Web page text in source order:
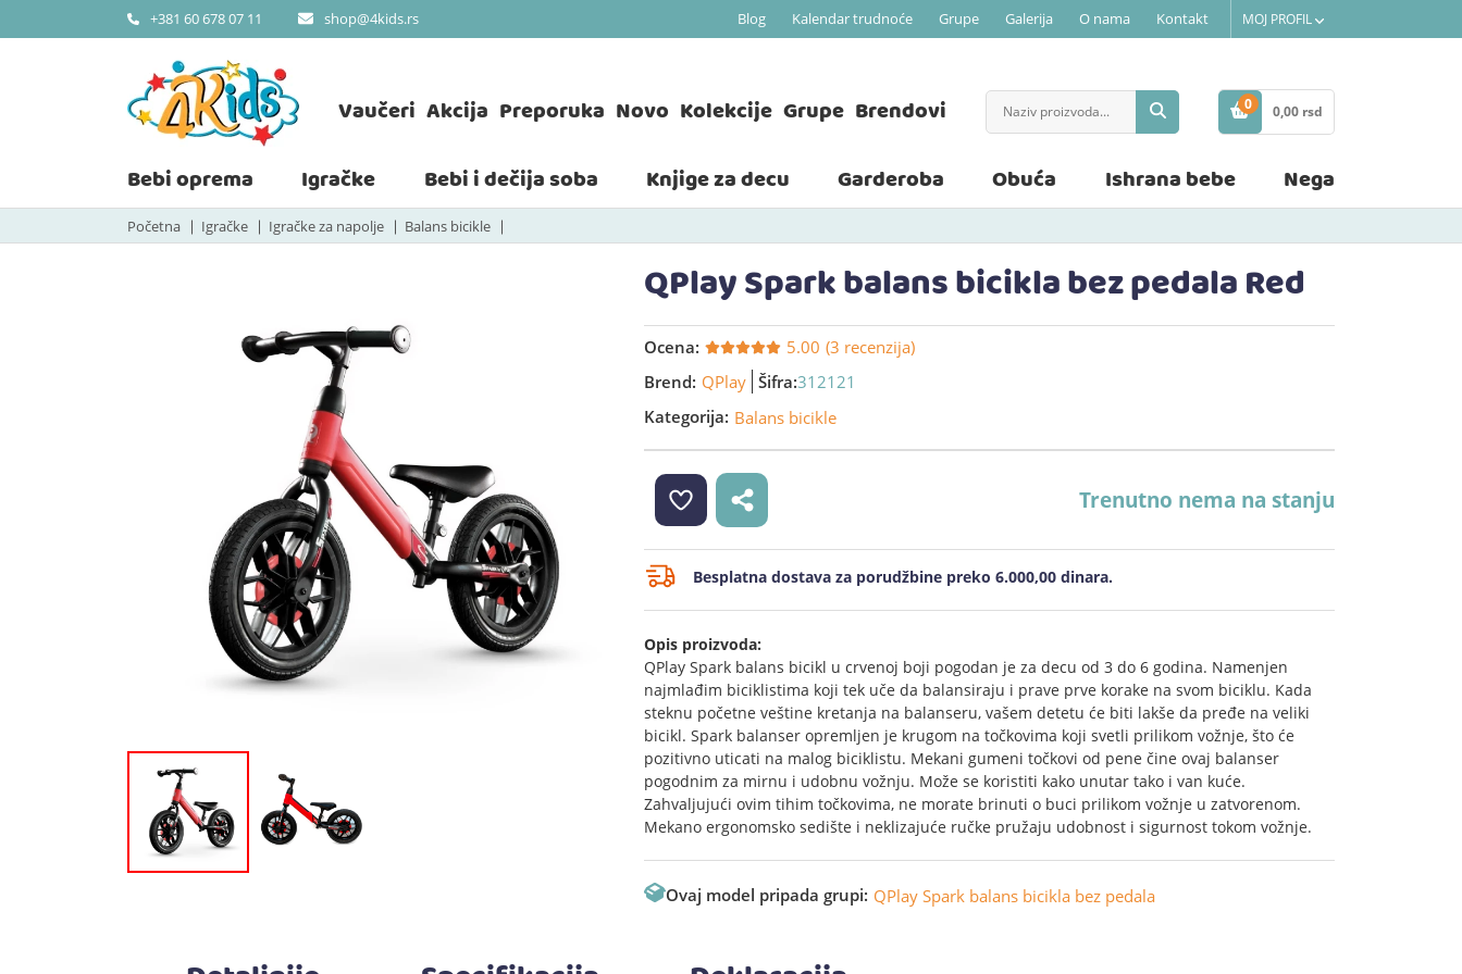
+381 60 678 07 11 shop@4kids.rs Blog Kalendar trudnoće Grupe Galerija O nama Kontakt MOJ PROFIL
Vaučeri Akcija Preporuka Novo Kolekcije Grupe Brendovi
0
STAVKE
0,00 rsd
Bebi oprema Igračke Bebi i dečija soba Knjige za decu Garderoba Obuća Ishrana bebe Nega
Početna Igračke Igračke za napolje Balans bicikle
QPlay Spark balans bicikla bez pedala Red
Ocena: 5.00 (3 recenzija)
Brend: QPlay Šifra:312121
Kategorija: Balans bicikle
Trenutno nema na stanju
Besplatna dostava za porudžbine preko 6.000,00 dinara.
Opis proizvoda:
QPlay Spark balans bicikl u crvenoj boji pogodan je za decu od 3 do 6 godina. Namenjen
najmlađim biciklistima koji tek uče da balansiraju i prave prve korake na svom biciklu. Kada
steknu početne veštine kretanja na balanseru, vašem detetu će biti lakše da pređe na veliki
bicikl. Spark balanser opremljen je krugom na točkovima koji svetli prilikom vožnje, što će
pozitivno uticati na malog biciklistu. Mekani gumeni točkovi od pene čine ovaj balanser
pogodnim za mirnu i udobnu vožnju. Može se koristiti kako unutar tako i van kuće.
Zahvaljujući ovim tihim točkovima, ne morate brinuti o buci prilikom vožnje u zatvorenom.
Mekano ergonomsko sedište i neklizajuće ručke pružaju udobnost i sigurnost tokom vožnje.
Ovaj model pripada grupi: QPlay Spark balans bicikla bez pedala